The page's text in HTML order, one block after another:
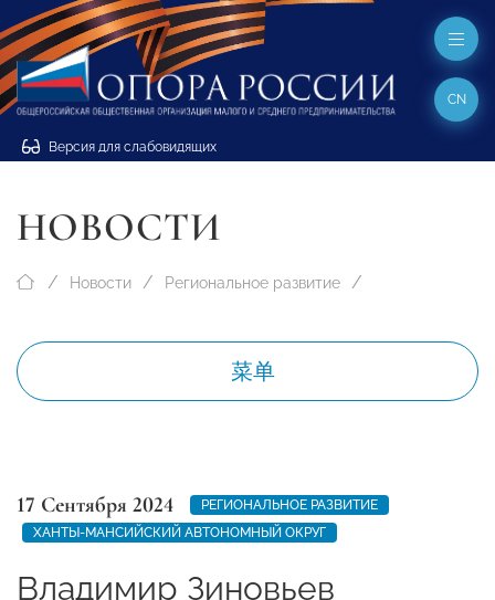
Версия для слабовидящих
CN
НОВОСТИ
Новости Региональное развитие
菜单
17 Сентября 2024
РЕГИОНАЛЬНОЕ РАЗВИТИЕ
ХАНТЫ-МАНСИЙСКИЙ АВТОНОМНЫЙ ОКРУГ
Владимир Зиновьев